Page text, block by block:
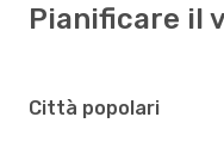
Pianificare il
Città popolari